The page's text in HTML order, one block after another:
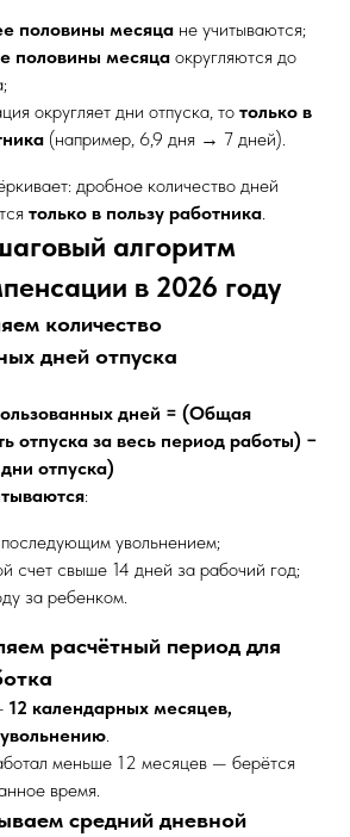
половины месяца не учитываются;
половины месяца округляются до
округляет дни отпуска, то только в
(например, 6,9 дня → 7 дней).
дробное количество дней
только в пользу работника.
алгоритм
в 2026 году
количество
дней отпуска
дней = (Общая
отпуска за весь период работы) −
отпуска)
:
увольнением;
счет свыше 14 дней за рабочий год;
за ребенком.
расчётный период для
12 календарных месяцев,
.
меньше 12 месяцев — берётся
время.
средний дневной